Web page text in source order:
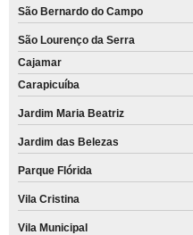
São Bernardo do Campo
São Lourenço da Serra
Cajamar
Carapicuíba
Jardim Maria Beatriz
Jardim das Belezas
Parque Flórida
Vila Cristina
Vila Municipal